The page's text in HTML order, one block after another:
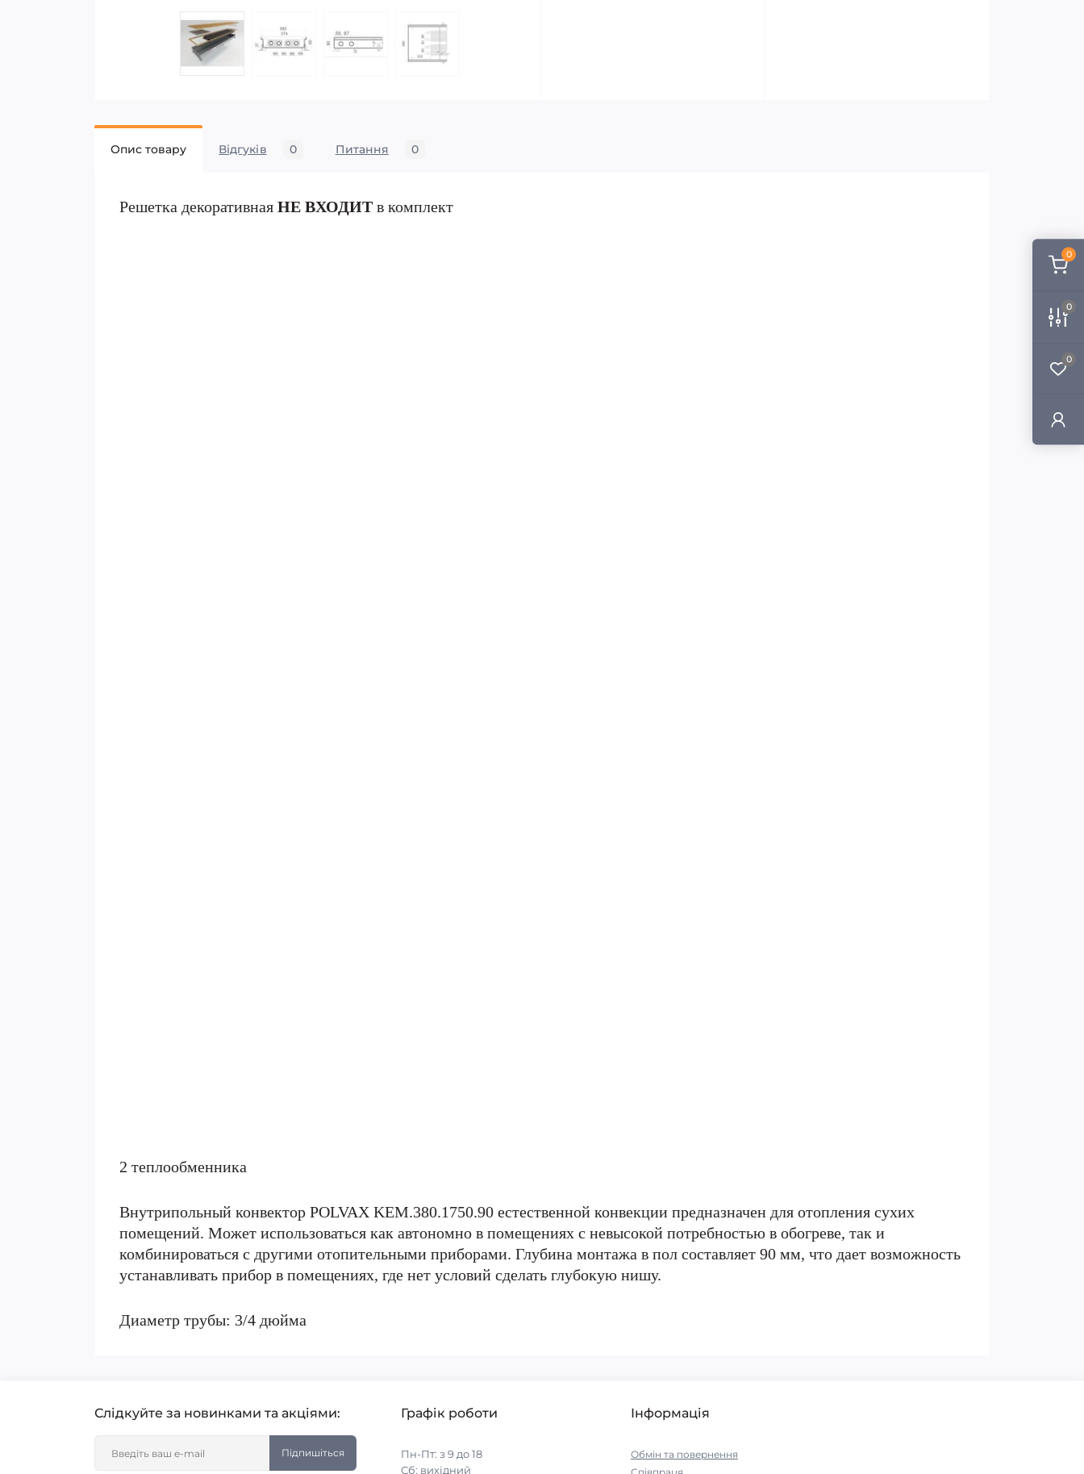
0
0
0
Опис товару Відгуків 0 Питання 0
Решетка декоративная НЕ ВХОДИТ в комплект
2 теплообменника
Внутрипольный конвектор POLVAX KEM.380.1750.90 естественной конвекции предназначен для отопления сухих
помещений. Может использоваться как автономно в помещениях с невысокой потребностью в обогреве, так и
комбинироваться с другими отопительными приборами. Глубина монтажа в пол составляет 90 мм, что дает возможность
устанавливать прибор в помещениях, где нет условий сделать глубокую нишу.
Диаметр трубы: 3/4 дюйма
Слідкуйте за новинками та акціями:
Підпишіться
Графік роботи
Пн-Пт: з 9 до 18
Сб: вихідний
Інформація
Обмін та повернення